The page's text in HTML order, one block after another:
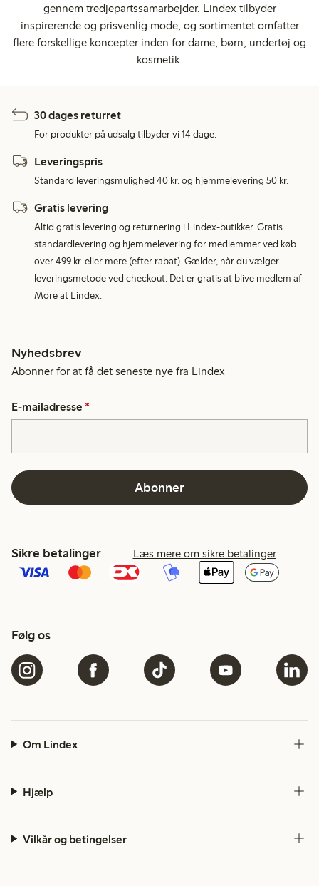
gennem tredjepartssamarbejder. Lindex tilbyder
inspirerende og prisvenlig mode, og sortimentet omfatter
flere forskellige koncepter inden for dame, børn, undertøj og
kosmetik.
30 dages returret
For produkter på udsalg tilbyder vi 14 dage.
Leveringspris
Standard leveringsmulighed 40 kr. og hjemmelevering 50 kr.
Gratis levering
Altid gratis levering og returnering i Lindex-butikker. Gratis
standardlevering og hjemmelevering for medlemmer ved køb
over 499 kr. eller mere (efter rabat). Gælder, når du vælger
leveringsmetode ved checkout. Det er gratis at blive medlem af
More at Lindex.
Nyhedsbrev
Abonner for at få det seneste nye fra Lindex
E-mailadresse *
Abonner
Sikre betalinger Læs mere om sikre betalinger
Følg os
Om Lindex
Hjælp
Vilkår og betingelser